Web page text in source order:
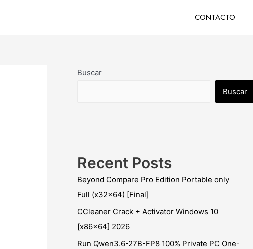
CONTACTO
Buscar
Buscar
Recent Posts
Beyond Compare Pro Edition Portable only
Full (x32x64) [Final]
CCleaner Crack + Activator Windows 10
[x86x64] 2026
Run Qwen3.6-27B-FP8 100% Private PC One-